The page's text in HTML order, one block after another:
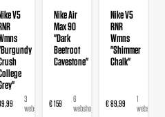
V5
3
webshops
Nike Air
Max 90
"Dark
Beetroot
Cavestone"
€ 159
6
webshops
Nike V5
RNR
Wmns
"Shimmer
Chalk"
€ 89,99
1
webshop